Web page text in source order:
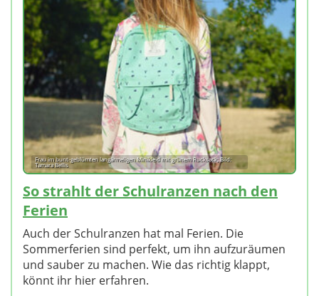
Frau im bunt-geblümten langärmeligen Minikleid mit grünem Rucksack; Bild:
Tamara Bellis
So strahlt der Schulranzen nach den
Ferien
Auch der Schulranzen hat mal Ferien. Die
Sommerferien sind perfekt, um ihn aufzuräumen
und sauber zu machen. Wie das richtig klappt,
könnt ihr hier erfahren.